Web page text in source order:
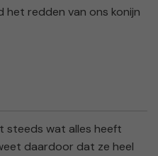
het redden van ons konijn
steeds wat alles heeft
daardoor dat ze heel